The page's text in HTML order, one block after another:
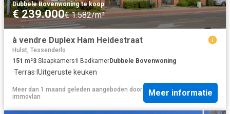
Dubbele Bovenwoning·te koop
€ 239.000€ 1.582/m²
à vendre Duplex Ham Heidestraat
Hulst, Tessenderlo
151 m²3 Slaapkamers1 BadkamerDubbele Bovenwoning
·Terras· IUitgeruste keuken
Meer dan 1 maand geleden aangeboden door
immovlan
Meer informatie